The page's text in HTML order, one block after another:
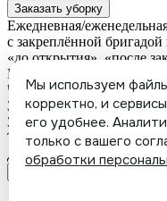
Заказать уборку
Ежедневная/
с закреплённой
«до открытия», «после
Персональный менеджер
Чек-листы уборки по
Закрывающие документы
Замена сотрудников без
Точная цена зависит от
доступа
Мы используем
корректно, и
его удобнее.
только с вашего
обработки